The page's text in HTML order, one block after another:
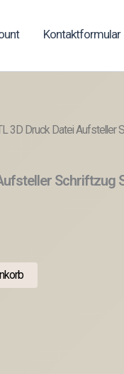
Kontaktformular
3D Druck Datei Aufsteller
Schriftzug